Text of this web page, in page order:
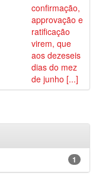
confirmação,
approvação e
ratificação
virem, que
aos dezeseis
dias do mez
de junho [...]
1